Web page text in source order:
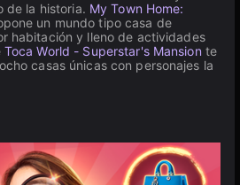
de la historia. My Town Home:
un mundo tipo casa de
habitación y lleno de actividades
Toca World - Superstar's Mansion te
casas únicas con personajes la